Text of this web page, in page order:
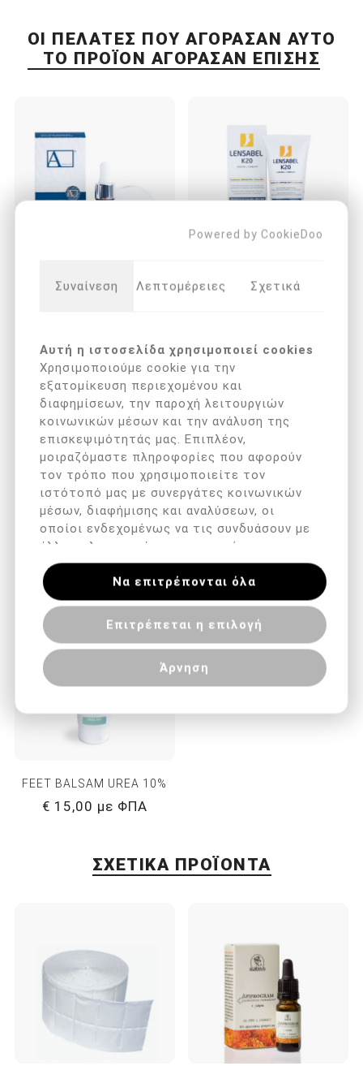
ΟΙ ΠΕΛΆΤΕΣ ΠΟΥ ΑΓΌΡΑΣΑΝ ΑΥΤΌ
ΤΟ ΠΡΟΪΌΝ ΑΓΌΡΑΣΑΝ ΕΠΊΣΗΣ
Arkada's Serum TC16
(11ml )
Lensabel Κ20 (75ml)
Arkada's cream ( 70ml )
€ 20,90 με ΦΠΑ
CALLUS Cream
LAUFWUNDER
€ 14,90 με ΦΠΑ
FEET BALSAM UREA 10%
€ 15,00 με ΦΠΑ
ΣΧΕΤΙΚΆ ΠΡΟΪΌΝΤΑ
Powered by CookieDoo
Συναίνεση Λεπτομέρειες Σχετικά
Αυτή η ιστοσελίδα χρησιμοποιεί cookies
Χρησιμοποιούμε cookie για την
εξατομίκευση περιεχομένου και
διαφημίσεων, την παροχή λειτουργιών
κοινωνικών μέσων και την ανάλυση της
επισκεψιμότητάς μας. Επιπλέον,
μοιραζόμαστε πληροφορίες που αφορούν
τον τρόπο που χρησιμοποιείτε τον
ιστότοπό μας με συνεργάτες κοινωνικών
μέσων, διαφήμισης και αναλύσεων, οι
οποίοι ενδεχομένως να τις συνδυάσουν με
άλλες πληροφορίες που τους έχετε
παραχωρήσει ή τις οποίες έχουν συλλέξει
σε σχέση με την από μέρους σας χρήση
των υπηρεσιών τους.
Άρνηση
Επιτρέπεται η επιλογή
Να επιτρέπονται όλα